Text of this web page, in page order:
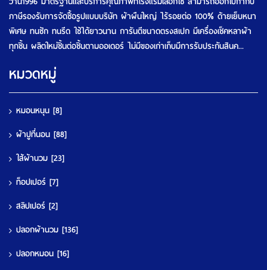
ภาษีรองรับการจัดซื้อรูปแบบบริษัท ผ้าผืนใหญ่ ไร้รอยต่อ 100% ด้ายเย็บหนา
พิเศษ ทนซัก ทนรีด ใช้ได้ยาวนาน การันตีขนาดตรงสเปก มีเครื่องเช็คหลาผ้า
ทุกชิ้น ผลิตใหม่ชิ้นต่อชิ้นตามออเดอร์ ไม่มีของเก่าเก็บมีการรับประกันสินค...
หมวดหมู่
หมอนหนุน [8]
ผ้าปูที่นอน [88]
ใส้ผ้านวม [23]
ท็อปเปอร์ [7]
สลิปเปอร์ [2]
ปลอกผ้านวม [136]
ปลอกหมอน [16]